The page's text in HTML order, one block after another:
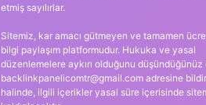
etmiş sayılırlar.
Sitemiz, kar amacı gütmeyen ve tamamen
bilgi paylaşım platformudur. Hukuka ve yasal
düzenlemelere aykırı olduğunu
backlinkpanelicomtr@gmail.comadresine
halinde, ilgili içerikler yasal süre içerisinde